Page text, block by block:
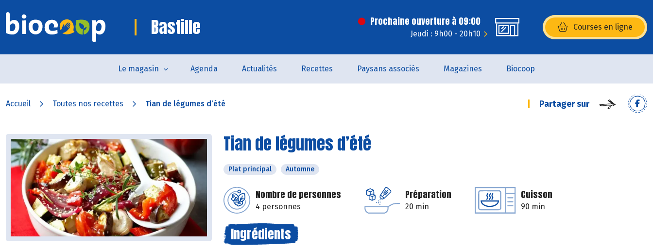
Bastille Prochaine ouverture à 09:00
Jeudi : 9h00 - 20h10
Courses en ligne
(s’ouvre dans une nouvelle
Le magasin Agenda Actualités Recettes Paysans associés Magazines Biocoop
Accueil Toutes nos recettes Tian de légumes d’été Partager sur
Tian de légumes d’été
Plat principal Automne
Nombre de personnes
4 personnes
Préparation
20 min
Cuisson
90 min
Ingrédients